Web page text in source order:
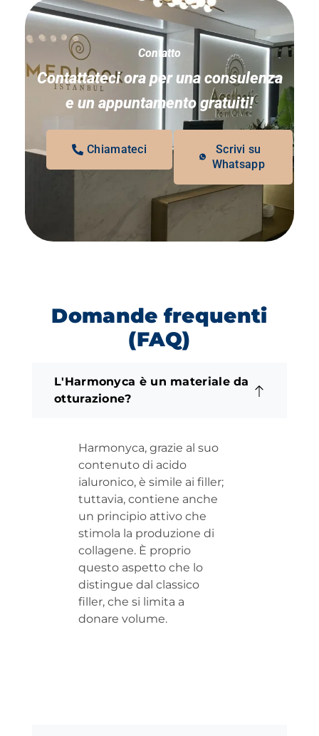
Contatto
Contattateci ora per una consulenza
e un appuntamento gratuiti!
Chiamateci
Scrivi su
Whatsapp
Domande frequenti
(FAQ)
L'Harmonyca è un materiale da
otturazione?
Harmonyca, grazie al suo
contenuto di acido
ialuronico, è simile ai filler;
tuttavia, contiene anche
un principio attivo che
stimola la produzione di
collagene. È proprio
questo aspetto che lo
distingue dal classico
filler, che si limita a
donare volume.